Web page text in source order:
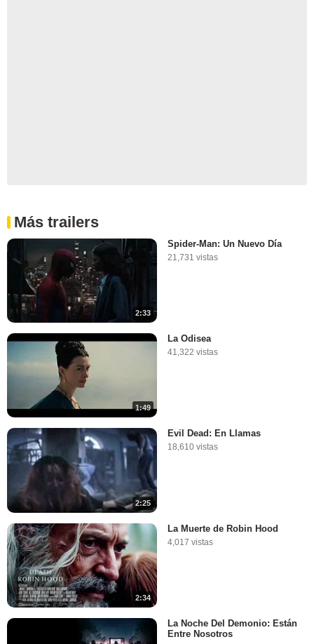
Más trailers
2:33
Spider-Man: Un Nuevo Día
21,731 vistas
1:49
La Odisea
41,322 vistas
2:25
Evil Dead: En Llamas
18,610 vistas
2:34
La Muerte de Robin Hood
4,017 vistas
La Noche Del Demonio: Están
Entre Nosotros